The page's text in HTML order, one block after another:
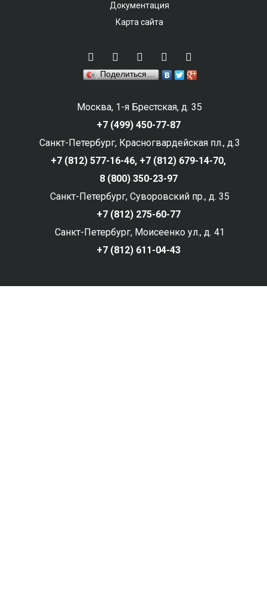
Документация
Карта сайта
Поделиться…
Москва, 1-я Брестская, д. 35
+7 (499) 450-77-87
Санкт-Петербург, Красногвардейская пл., д.3
+7 (812) 577-16-46, +7 (812) 679-14-70,
8 (800) 350-23-97
Санкт-Петербург, Суворовский пр., д. 35
+7 (812) 275-60-77
Санкт-Петербург, Моисеенко ул., д. 41
+7 (812) 611-04-43